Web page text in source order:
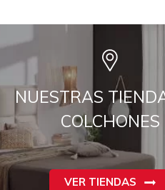
NUESTRAS
COLCHONES
VER TIENDAS